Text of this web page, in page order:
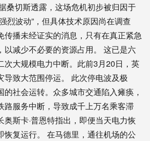
桑切斯透露，这场危机初步被归因于
烈波动”，但具体技术原因尚在调查
传播未经证实的消息，只有在真正紧急
以减少不必要的资源占用。 这已是六
次大规模电力中断。此前3月20日，英
导致大范围停运。 此次停电波及极
的社会运转。众多城市交通陷入瘫痪，
路服务中断，导致成千上万名乘客滞
奥斯卡·普恩特指出，即便当天电力恢
恢复运行。 在马德里，通往机场的公